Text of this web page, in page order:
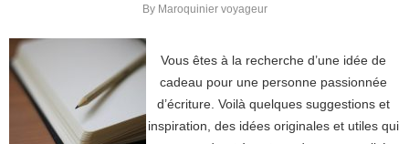
By Maroquinier voyageur
Vous êtes à la recherche d’une idée de
cadeau pour une personne passionnée
d’écriture. Voilà quelques suggestions et
inspiration, des idées originales et utiles qui